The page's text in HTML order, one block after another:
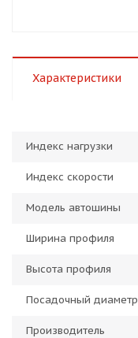
Характеристики
Индекс нагрузки
Индекс скорости
Модель автошины
Ширина профиля
Высота профиля
Посадочный диаметр
Производитель